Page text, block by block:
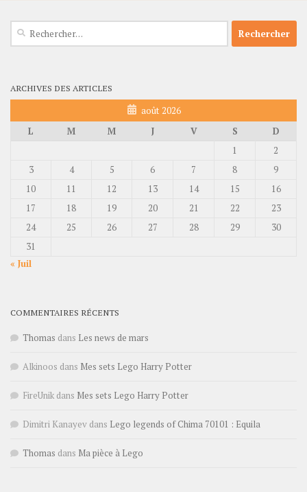
Rechercher :
ARCHIVES DES ARTICLES
août 2026
L
M M J V S
D
1
2
3
4 5 6 7 8
9
10
11 12 13 14 15
16
17
18 19 20 21 22
23
24
25 26 27 28 29
30
31
« Juil
COMMENTAIRES RÉCENTS
Thomas dans Les news de mars
Alkinoos dans Mes sets Lego Harry Potter
FireUnik dans Mes sets Lego Harry Potter
Dimitri Kanayev dans Lego legends of Chima 70101 : Equila
Thomas dans Ma pièce à Lego